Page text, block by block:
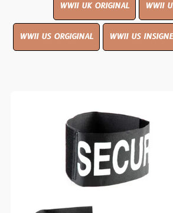
WWII UK ORIGINAL WWII
WWII US ORGIGINAL WWII US